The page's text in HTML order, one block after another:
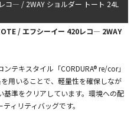
― / 2WAY ショルダー トート 24L
/ エフシーイー 420レコ― 2WAY
テキスタイル「CORDURA® re/cor」
用いることで、軽量性を確保しなが
基準をクリアしています。環境への配
ィリティバッグです。